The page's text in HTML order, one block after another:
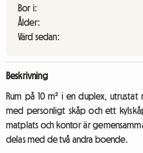
Bor i:
Ålder:
Värd sedan:
Beskrivning
Rum på 10 m² i en duplex,
med personligt skåp och ett
matplats och kontor är
delas med de två andra boende.